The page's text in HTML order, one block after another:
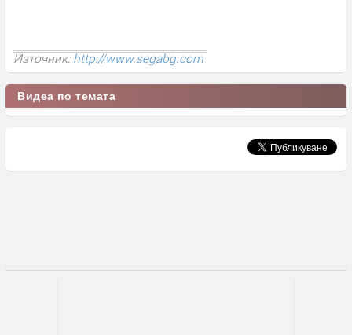
Източник:http://www.segabg.com
Видеа по темата